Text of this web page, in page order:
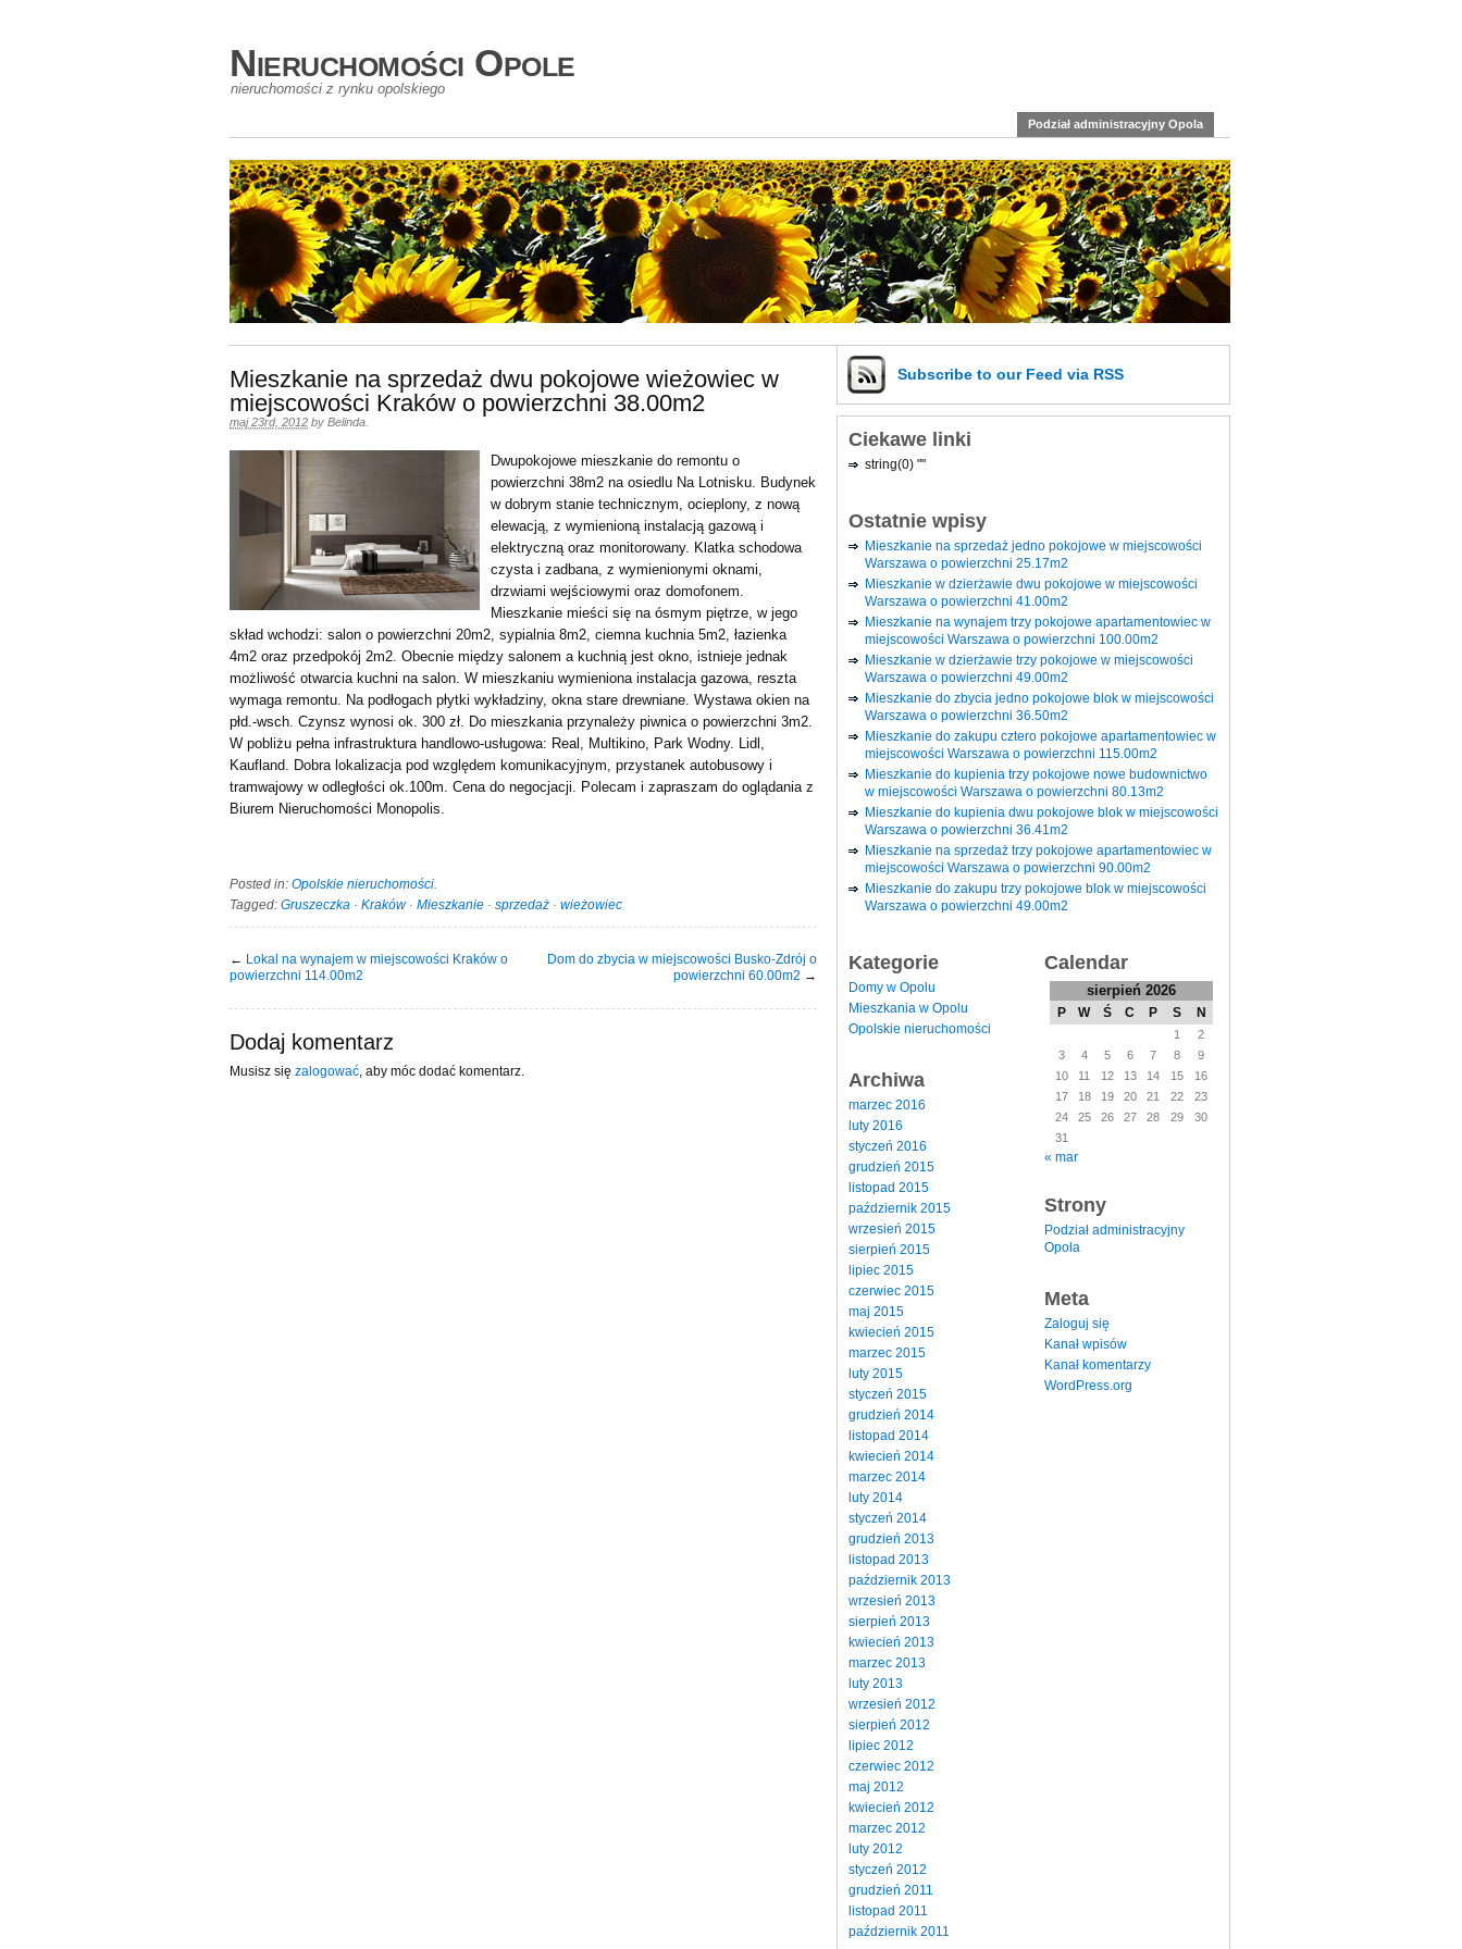
Nieruchomości Opole
nieruchomości z rynku opolskiego
Podział administracyjny Opola
Mieszkanie na sprzedaż dwu pokojowe wieżowiec w
miejscowości Kraków o powierzchni 38.00m2
maj 23rd, 2012 by Belinda
Dwupokojowe mieszkanie do remontu o
powierzchni 38m2 na osiedlu Na Lotnisku. Budynek
w dobrym stanie technicznym, ocieplony, z nową
elewacją, z wymienioną instalacją gazową i
elektryczną oraz monitorowany. Klatka schodowa
czysta i zadbana, z wymienionymi oknami,
drzwiami wejściowymi oraz domofonem.
Mieszkanie mieści się na ósmym piętrze, w jego
skład wchodzi: salon o powierzchni 20m2, sypialnia 8m2, ciemna kuchnia 5m2, łazienka
4m2 oraz przedpokój 2m2. Obecnie między salonem a kuchnią jest okno, istnieje jednak
możliwość otwarcia kuchni na salon. W mieszkaniu wymieniona instalacja gazowa, reszta
wymaga remontu. Na podłogach płytki wykładziny, okna stare drewniane. Wystawa okien na
płd.-wsch. Czynsz wynosi ok. 300 zł. Do mieszkania przynależy piwnica o powierzchni 3m2.
W pobliżu pełna infrastruktura handlowo-usługowa: Real, Multikino, Park Wodny. Lidl,
Kaufland. Dobra lokalizacja pod względem komunikacyjnym, przystanek autobusowy i
tramwajowy w odległości ok.100m. Cena do negocjacji. Polecam i zapraszam do oglądania z
Biurem Nieruchomości Monopolis.
Posted in: Opolskie nieruchomości.
Tagged: Gruszeczka · Kraków· Mieszkanie · sprzedaż · wieżowiec
← Lokal na wynajem w miejscowości Kraków o
powierzchni 114.00m2
Dom do zbycia w miejscowości Busko-Zdrój o
powierzchni 60.00m2 →
Dodaj komentarz
Musisz się zalogować , aby móc dodać komentarz.
Subscribe to our Feed via RSS
Ciekawe linki
string(0) ""
Ostatnie wpisy
Mieszkanie na sprzedaż jedno pokojowe w miejscowości
Warszawa o powierzchni 25.17m2
Mieszkanie w dzierżawie dwu pokojowe w miejscowości
Warszawa o powierzchni 41.00m2
Mieszkanie na wynajem trzy pokojowe apartamentowiec w
miejscowości Warszawa o powierzchni 100.00m2
Mieszkanie w dzierżawie trzy pokojowe w miejscowości
Warszawa o powierzchni 49.00m2
Mieszkanie do zbycia jedno pokojowe blok w miejscowości
Warszawa o powierzchni 36.50m2
Mieszkanie do zakupu cztero pokojowe apartamentowiec w
miejscowości Warszawa o powierzchni 115.00m2
Mieszkanie do kupienia trzy pokojowe nowe budownictwo
w miejscowości Warszawa o powierzchni 80.13m2
Mieszkanie do kupienia dwu pokojowe blok w miejscowości
Warszawa o powierzchni 36.41m2
Mieszkanie na sprzedaż trzy pokojowe apartamentowiec w
miejscowości Warszawa o powierzchni 90.00m2
Mieszkanie do zakupu trzy pokojowe blok w miejscowości
Warszawa o powierzchni 49.00m2
Kategorie
Domy w Opolu
Mieszkania w Opolu
Opolskie nieruchomości
Archiwa
marzec 2016
luty 2016
styczeń 2016
grudzień 2015
listopad 2015
październik 2015
wrzesień 2015
sierpień 2015
lipiec 2015
czerwiec 2015
maj 2015
kwiecień 2015
marzec 2015
luty 2015
styczeń 2015
grudzień 2014
listopad 2014
kwiecień 2014
marzec 2014
luty 2014
styczeń 2014
grudzień 2013
listopad 2013
październik 2013
wrzesień 2013
sierpień 2013
kwiecień 2013
marzec 2013
luty 2013
wrzesień 2012
sierpień 2012
lipiec 2012
czerwiec 2012
maj 2012
kwiecień 2012
marzec 2012
luty 2012
styczeń 2012
grudzień 2011
listopad 2011
październik 2011
Calendar
sierpień 2026
P W Ś C P S N
1
2
3
4 5 6 7 8
9
10
11 12 13 14 15
16
17
18 19 20 21 22
23
24
25 26 27 28 29
30
31
« mar
Strony
Podział administracyjny
Opola
Meta
Zaloguj się
Kanał wpisów
Kanał komentarzy
WordPress.org